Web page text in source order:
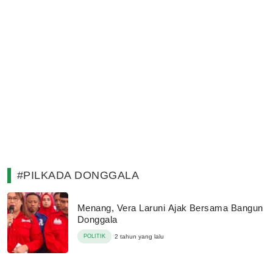
#PILKADA DONGGALA
Menang, Vera Laruni Ajak Bersama Bangun
Donggala
POLITIK 2 tahun yang lalu